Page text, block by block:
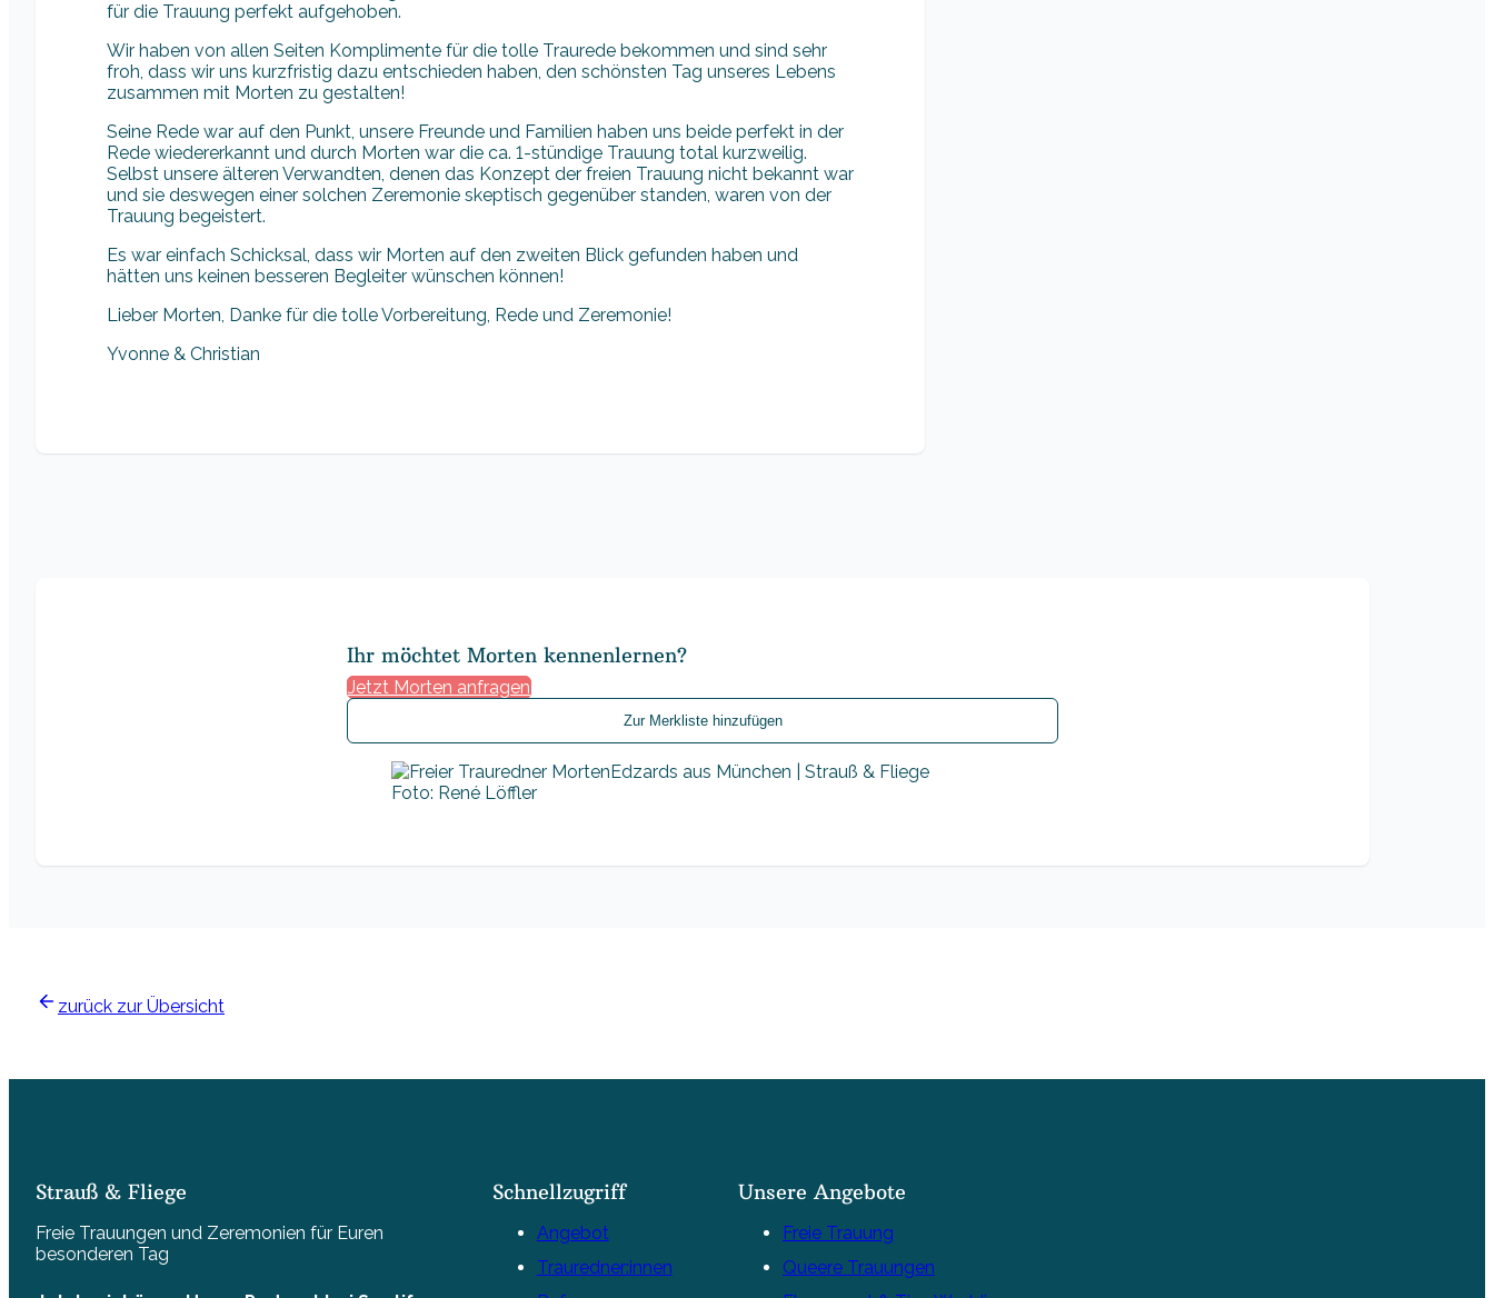
für die Trauung perfekt aufgehoben.
Wir haben von allen Seiten Komplimente für die tolle Traurede bekommen und sind sehr
froh, dass wir uns kurzfristig dazu entschieden haben, den schönsten Tag unseres Lebens
zusammen mit Morten zu gestalten!
Seine Rede war auf den Punkt, unsere Freunde und Familien haben uns beide perfekt in der
Rede wiedererkannt und durch Morten war die ca. 1-stündige Trauung total kurzweilig.
Selbst unsere älteren Verwandten, denen das Konzept der freien Trauung nicht bekannt war
und sie deswegen einer solchen Zeremonie skeptisch gegenüber standen, waren von der
Trauung begeistert.
Es war einfach Schicksal, dass wir Morten auf den zweiten Blick gefunden haben und
hätten uns keinen besseren Begleiter wünschen können!
Lieber Morten, Danke für die tolle Vorbereitung, Rede und Zeremonie!
Yvonne & Christian
Ihr möchtet Morten kennenlernen?
Jetzt Morten anfragen
Zur Merkliste hinzufügen
Foto: René Löffler
zurück zur Übersicht
Strauß & Fliege
Freie Trauungen und Zeremonien für Euren
besonderen Tag
Schnellzugriff
Angebot
Trauredner:innen
Unsere Angebote
Freie Trauung
Queere Trauungen